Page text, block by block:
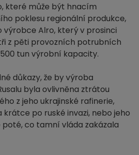
které může být hnacím
poklesu regionální produkce,
výrobce Alro, který v prosinci
z pěti provozních potrubních
tun výrobní kapacity.
důkazy, že by výroba
byla ovlivněna ztrátou
z jeho ukrajinské rafinerie,
po ruské invazi, nebo jeho
co tamní vláda zakázala